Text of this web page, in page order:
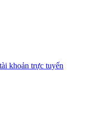
khoản trực tuyến